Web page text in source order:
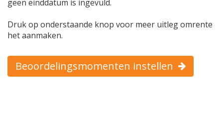
geen einddatum is ingevuld.
Druk op onderstaande knop voor meer uitleg omrente
het aanmaken.
Beoordelingsmomenten instellen